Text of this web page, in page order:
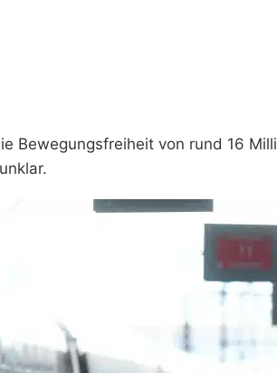
Bewegungsfreiheit von rund 16